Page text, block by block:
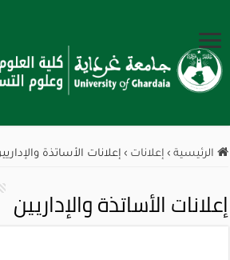
الرئيسية › إعلانات › إعلانات الأساتذة
إعلانات الأساتذة والإداريين